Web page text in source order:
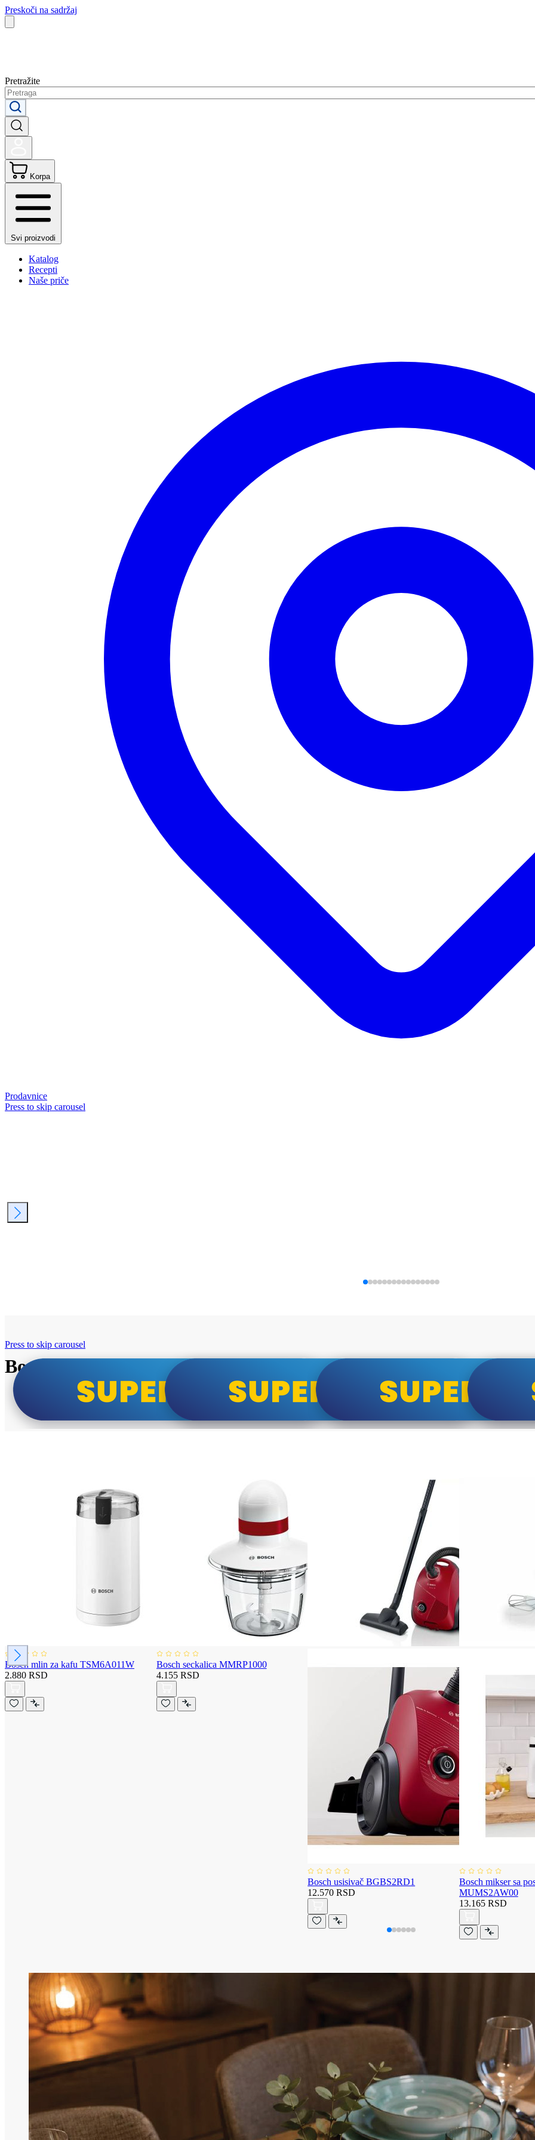
Preskoči na sadržaj
Pretražite
Korpa
Svi proizvodi
Katalog
Recepti
Naše priče
Prodavnice
Press to skip carousel
Bosch super cene
Press to skip carousel
Bosch mlin za kafu TSM6A011W
2.880 RSD
Bosch seckalica MMRP1000
4.155 RSD
Bosch usisivač BGBS2RD1
12.570 RSD
Bosch mikser sa
MUMS2AW00
13.165 RSD